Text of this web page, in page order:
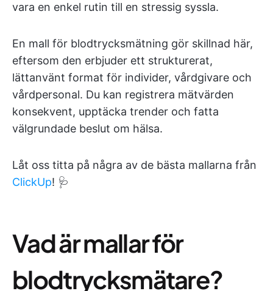
vara en enkel rutin till en stressig syssla.
En mall för blodtrycksmätning gör skillnad här,
eftersom den erbjuder ett strukturerat,
lättanvänt format för individer, vårdgivare och
vårdpersonal. Du kan registrera mätvärden
konsekvent, upptäcka trender och fatta
välgrundade beslut om hälsa.
Låt oss titta på några av de bästa mallarna från
ClickUp! 🩺
Vad är mallar för
blodtrycksmätare?